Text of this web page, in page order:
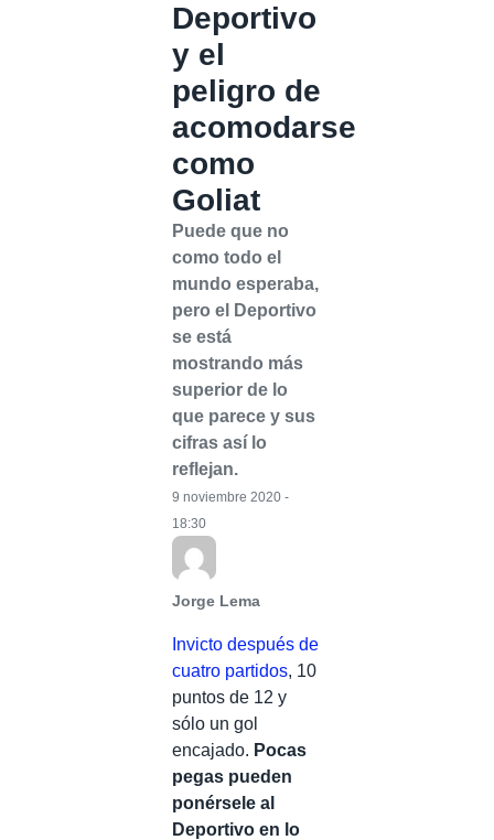
Deportivo
y el
peligro de
acomodarse
como
Goliat
Puede que no
como todo el
mundo esperaba,
pero el Deportivo
se está
mostrando más
superior de lo
que parece y sus
cifras así lo
reflejan.
Jorge Lema
9 noviembre 2020 -
18:30
Invicto después de
cuatro partidos, 10
puntos de 12 y
sólo un gol
encajado. Pocas
pegas pueden
ponérsele al
Deportivo en lo